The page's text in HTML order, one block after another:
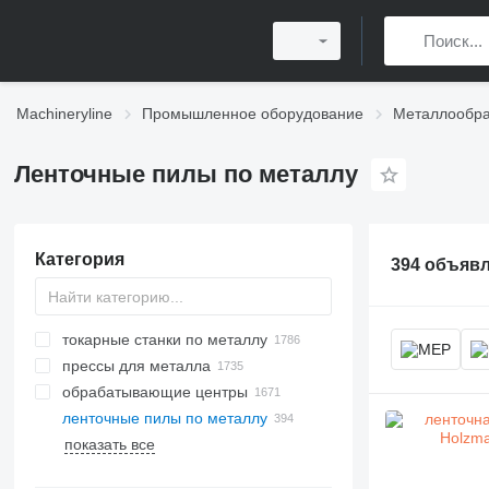
Machineryline Промышленное оборудование
Ленточные пилы по металлу
Категория
токарные станки по металлу
прессы для металла
гидравлические прессы
листогибочные прессы
пресс-ножницы
обрабатывающие центры
плоскошлифовальные станки
круглошлифовальные станки
станки для лазерной резки
станки для плазменной резки
ленточные пилы по металлу
показать все
394